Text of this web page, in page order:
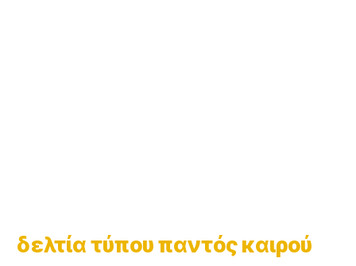
δελτία τύπου παντός καιρού